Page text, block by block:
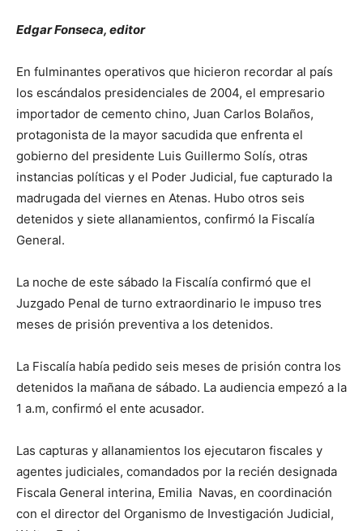
Edgar Fonseca, editor
En fulminantes operativos que hicieron recordar al país
los escándalos presidenciales de 2004, el empresario
importador de cemento chino, Juan Carlos Bolaños,
protagonista de la mayor sacudida que enfrenta el
gobierno del presidente Luis Guillermo Solís, otras
instancias políticas y el Poder Judicial, fue capturado la
madrugada del viernes en Atenas. Hubo otros seis
detenidos y siete allanamientos, confirmó la Fiscalía
General.
La noche de este sábado la Fiscalía confirmó que el
Juzgado Penal de turno extraordinario le impuso tres
meses de prisión preventiva a los detenidos.
La Fiscalía había pedido seis meses de prisión contra los
detenidos la mañana de sábado. La audiencia empezó a la
1 a.m, confirmó el ente acusador.
Las capturas y allanamientos los ejecutaron fiscales y
agentes judiciales, comandados por la recién designada
Fiscala General interina, Emilia Navas, en coordinación
con el director del Organismo de Investigación Judicial,